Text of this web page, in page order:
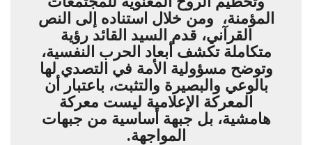
المؤمنة، ومن خلال استناده إلى النص
القرآني، قدم السيد القائد رؤية
متكاملة تكشف أبعاد الحرب النفسية،
وتوضح مسؤولية الأمة في التصدي لها
بالوعي والبصيرة والتثبت، باعتبار أن
المعركة الإعلامية ليست معركة
هامشية، بل جبهة أساسية من جبهات
المواجهة.